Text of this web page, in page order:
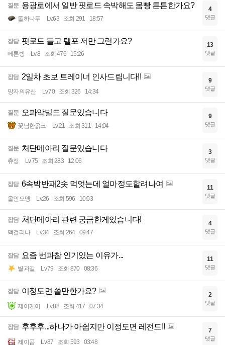
질문 용광로에서 일반 핏로드 속박해도 몸빵 튼튼한가요?
돌하나두 Lv.63 조회 291 18:57
4
댓글
잡담 핏로드 들고 텔포 저만 그런가요?
메론방 Lv.8 조회 476 15:26
13
댓글
잡담 2일차 초보 트레이너 인사드립니다!!
망자의유산 Lv.70 조회 326 14:34
9
댓글
질문 오파악빌드 질문있습니다
꽃남한옭크 Lv.21 조회 311 14:04
9
댓글
질문 처단메아리 질문있습니다
츄정 Lv.75 조회 283 12:06
3
댓글
잡담 6속박반패2솟 먹엇는데 얼마정도할려나여
올인오뎅 Lv.26 조회 596 10:03
11
댓글
잡담 처단메아리 관련 궁금한게있습니다!
맥걸리나 Lv.34 조회 264 09:47
4
댓글
잡담 요즘 번파참 인기있는 이유가...
별과길 Lv.79 조회 870 08:36
11
댓글
잡담 이정도면 쓸만한가요?
제이케이 Lv.88 조회 417 07:34
2
댓글
잡담 후후후...하나가 아쉽지만 이정도면 레전드!!
제이곰 Lv.87 조회 593 03:48
7
댓글